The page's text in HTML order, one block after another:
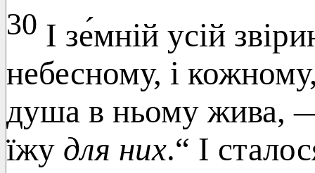
30 І зе́мній усій
небесному, і
душа в ньому жива,
їжу для них.“ І